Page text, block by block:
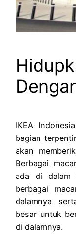
IKEA
bagian
akan
Berbagai
ada di dalam
berbagai
dalamnya
besar untuk
di dalamnya.